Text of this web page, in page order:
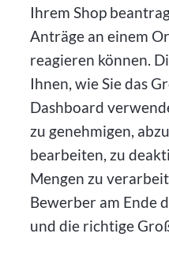
Ihrem Shop
Anträge an einem
reagieren können.
Ihnen, wie Sie das
Dashboard
zu genehmigen,
bearbeiten, zu
Mengen zu
Bewerber am Ende
und die richtige